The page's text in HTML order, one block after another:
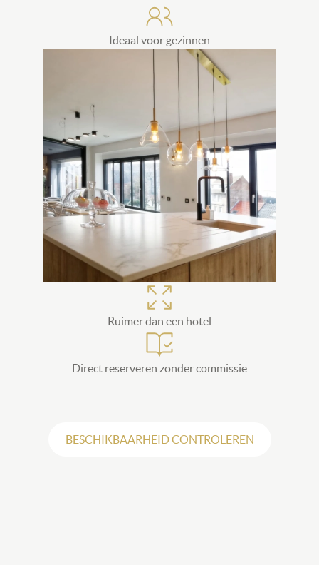
SVG
Ideaal voor gezinnen
SVG
Ruimer dan een hotel
SVG
Direct reserveren zonder commissie
BESCHIKBAARHEID CONTROLEREN